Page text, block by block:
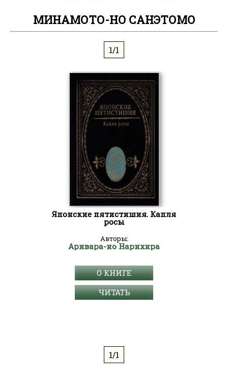
МИНАМОТО-НО САНЭТОМО
1/1
Японские пятистишия. Капля
росы
Авторы:
Аривара-но Нарихира
О КНИГЕ
ЧИТАТЬ
1/1